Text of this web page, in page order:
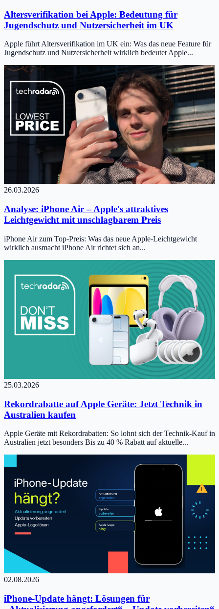
Altersverifikation bei Apple: Bedeutung für
Jugendschutz und Nutzersicherheit im UK
Apple führt Altersverifikation im UK ein: Was das neue Feature für
Jugendschutz und Nutzersicherheit wirklich bedeutet Apple...
26.03.2026
Analyse: iPhone Air – Apple's attraktives
Leichtgewicht mit unschlagbarem Preis
iPhone Air zum Top-Preis: Was das neue Apple-Leichtgewicht
wirklich ausmacht iPhone Air richtet sich an...
25.03.2026
Rekordrabatte auf Apple Geräte: Jetzt Technik in
Australien kaufen
Apple Geräte mit Rekordrabatten: So lohnt sich der Technik-Kauf in
Australien jetzt besonders Bis zu 40 % Rabatt auf aktuelle...
02.08.2026
iPhone-Update hängt: Lösungen für